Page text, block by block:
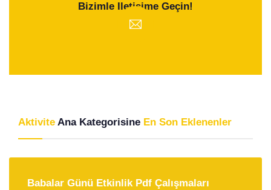
Bizimle Iletişime Geçin!
Aktivite Ana Kategorisine En Son Eklenenler
Babalar Günü Etkinlik Pdf Çalışmaları